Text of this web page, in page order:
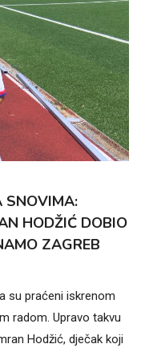
SNOVIMA:
HODŽIĆ DOBIO
ZAGREB
su praćeni iskrenom
radom. Upravo takvu
Hodžić, dječak koji